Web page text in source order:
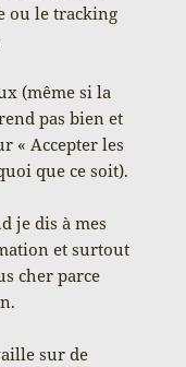
ou le tracking
(même si la
pas bien et
« Accepter les
que ce soit).
je dis à mes
et surtout
cher parce
sur de